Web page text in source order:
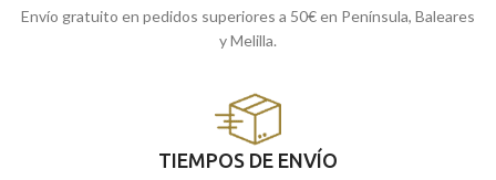
Envío gratuito en pedidos superiores a 50€ en Península, Baleares
y Melilla.
TIEMPOS DE ENVÍO